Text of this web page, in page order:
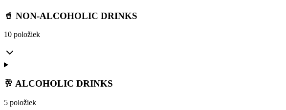
🥤 NON-ALCOHOLIC DRINKS
10 položiek
🥂 ALCOHOLIC DRINKS
5 položiek